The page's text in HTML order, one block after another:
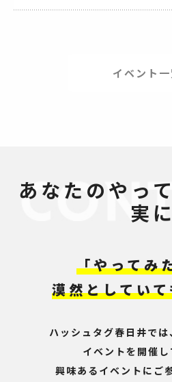
イベント
あなたのやっ
実に
「やってみ
漠然としてい
ハッシュタグ春日井で
イベントを開催し
興味あるイベントにご